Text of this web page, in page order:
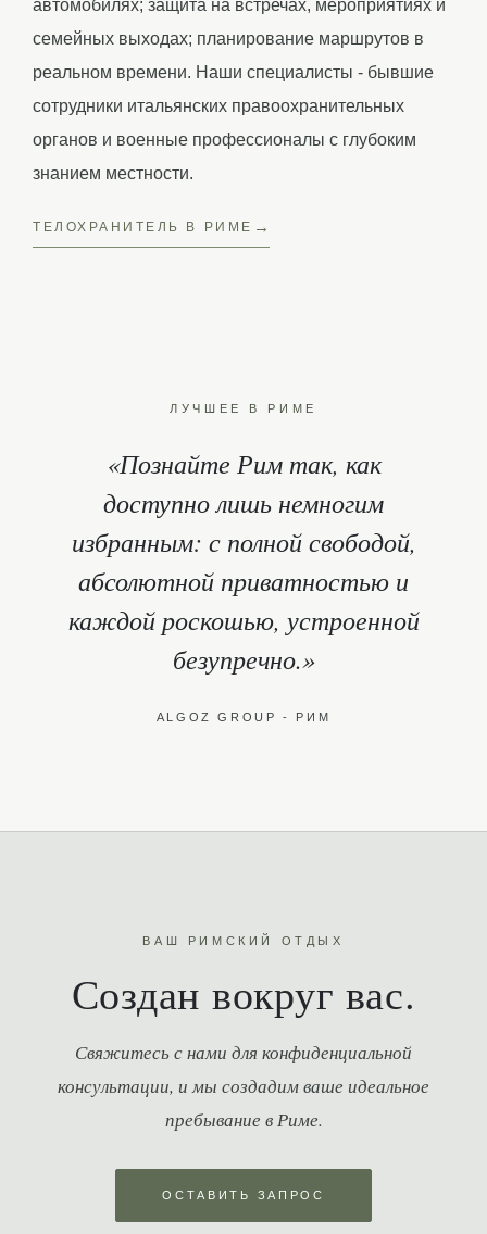
автомобилях; защита на встречах, мероприятиях и
семейных выходах; планирование маршрутов в
реальном времени. Наши специалисты - бывшие
сотрудники итальянских правоохранительных
органов и военные профессионалы с глубоким
знанием местности.
ТЕЛОХРАНИТЕЛЬ В РИМЕ
ЛУЧШЕЕ В РИМЕ
«Познайте Рим так, как
доступно лишь немногим
избранным: с полной свободой,
абсолютной приватностью и
каждой роскошью, устроенной
безупречно.»
ALGOZ GROUP - РИМ
ВАШ РИМСКИЙ ОТДЫХ
Создан вокруг вас.
Свяжитесь с нами для конфиденциальной
консультации, и мы создадим ваше идеальное
пребывание в Риме.
ОСТАВИТЬ ЗАПРОС